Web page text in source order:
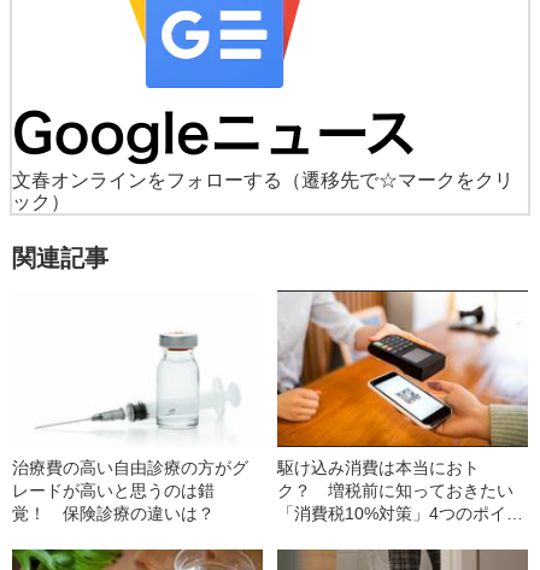
文春オンラインをフォローする
（遷移先で☆マークをクリ
ック）
関連記事
治療費の高い自由診療の方がグ
レードが高いと思うのは錯
覚！ 保険診療の違いは？
駆け込み消費は本当におト
ク？ 増税前に知っておきたい
「消費税10%対策」4つのポイン